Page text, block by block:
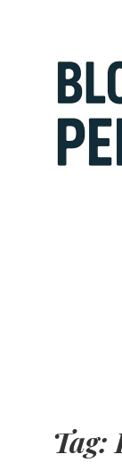
Tag: